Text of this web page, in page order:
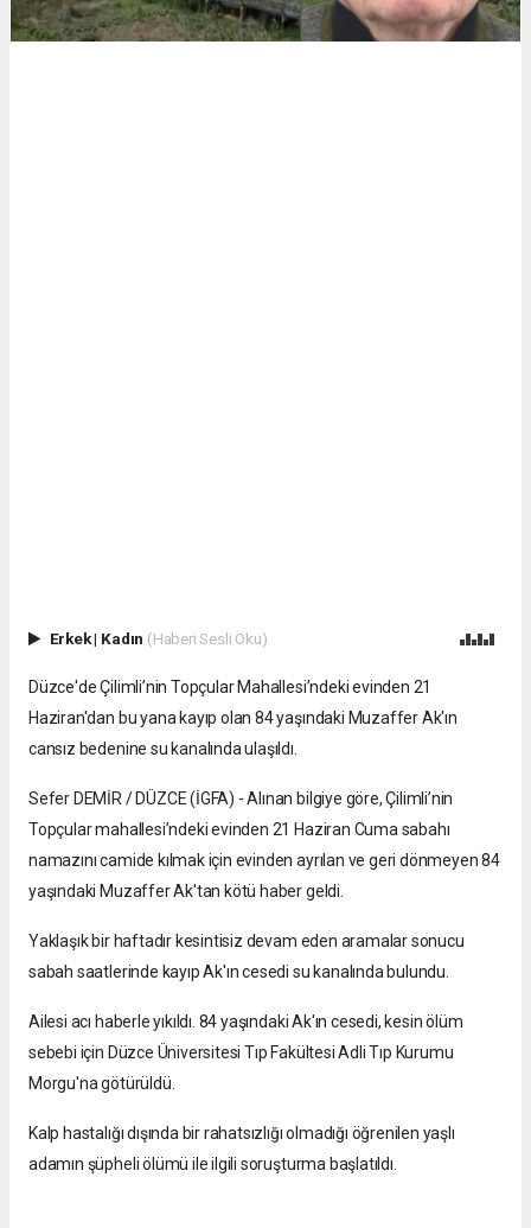
Erkek| Kadın (Haberi Sesli Oku)
Düzce'de Çilimli’nin Topçular Mahallesi’ndeki evinden 21
Haziran'dan bu yana kayıp olan 84 yaşındaki Muzaffer Ak'ın
cansız bedenine su kanalında ulaşıldı.
Sefer DEMİR / DÜZCE (İGFA) - Alınan bilgiye göre, Çilimli’nin
Topçular mahallesi’ndeki evinden 21 Haziran Cuma sabahı
namazını camide kılmak için evinden ayrılan ve geri dönmeyen 84
yaşındaki Muzaffer Ak'tan kötü haber geldi.
Yaklaşık bir haftadır kesintisiz devam eden aramalar sonucu
sabah saatlerinde kayıp Ak'ın cesedi su kanalında bulundu.
Ailesi acı haberle yıkıldı. 84 yaşındaki Ak'ın cesedi, kesin ölüm
sebebi için Düzce Üniversitesi Tıp Fakültesi Adli Tıp Kurumu
Morgu'na götürüldü.
Kalp hastalığı dışında bir rahatsızlığı olmadığı öğrenilen yaşlı
adamın şüpheli ölümü ile ilgili soruşturma başlatıldı.